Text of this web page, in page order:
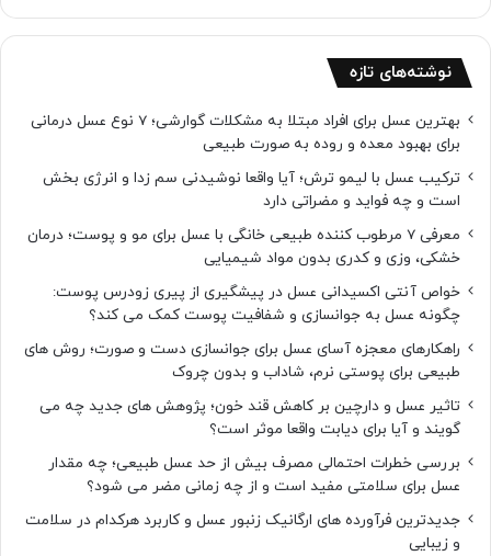
نوشته‌های تازه
بهترین عسل برای افراد مبتلا به مشکلات گوارشی؛ 7 نوع عسل درمانی
برای بهبود معده و روده به صورت طبیعی
ترکیب عسل با لیمو ترش؛ آیا واقعا نوشیدنی سم زدا و انرژی بخش
است و چه فواید و مضراتی دارد
معرفی 7 مرطوب کننده طبیعی خانگی با عسل برای مو و پوست؛ درمان
خشکی، وزی و کدری بدون مواد شیمیایی
خواص آنتی اکسیدانی عسل در پیشگیری از پیری زودرس پوست:
چگونه عسل به جوانسازی و شفافیت پوست کمک می کند؟
راهکارهای معجزه آسای عسل برای جوانسازی دست و صورت؛ روش های
طبیعی برای پوستی نرم، شاداب و بدون چروک
تاثیر عسل و دارچین بر کاهش قند خون؛ پژوهش های جدید چه می
گویند و آیا برای دیابت واقعا موثر است؟
بررسی خطرات احتمالی مصرف بیش از حد عسل طبیعی؛ چه مقدار
عسل برای سلامتی مفید است و از چه زمانی مضر می شود؟
جدیدترین فرآورده های ارگانیک زنبور عسل و کاربرد هرکدام در سلامت
و زیبایی